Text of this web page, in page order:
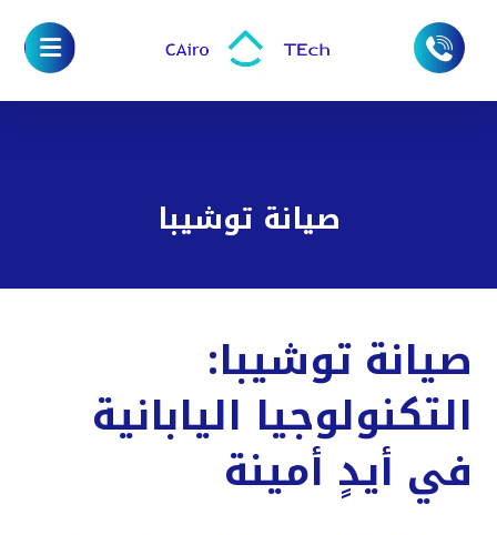
صيانة توشيبا
صيانة توشيبا:
التكنولوجيا اليابانية
في أيدٍ أمينة